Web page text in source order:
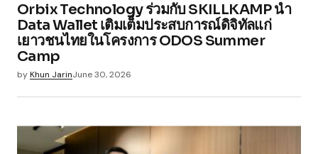
Orbix Technology ร่วมกับ SKILLKAMP นำ
Data Wallet เติมเต็มประสบการณ์ดิจิทัลแก่
เยาวชนไทยในโครงการ ODOS Summer
Camp
byKhun JarinJune 30, 2026